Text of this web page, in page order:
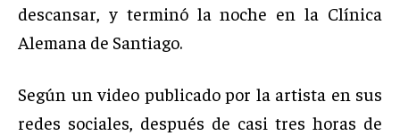
descansar, y terminó la noche en la Clínica
Alemana de Santiago.
Según un video publicado por la artista en sus
redes sociales, después de casi tres horas de